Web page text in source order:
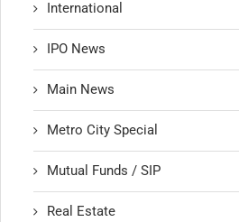
International
IPO News
Main News
Metro City Special
Mutual Funds / SIP
Real Estate